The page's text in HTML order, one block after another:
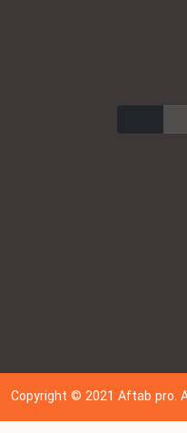
Copyright © 202 1Aftab pro.